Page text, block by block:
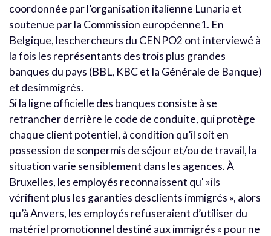
coordonnée par l’organisation italienne Lunaria et
soutenue par la Commission européenne1. En
Belgique, leschercheurs du CENPO2 ont interviewé à
la fois les représentants des trois plus grandes
banques du pays (BBL, KBC et la Générale de Banque)
et desimmigrés.
Si la ligne officielle des banques consiste à se
retrancher derrière le code de conduite, qui protège
chaque client potentiel, à condition qu’il soit en
possession de sonpermis de séjour et/ou de travail, la
situation varie sensiblement dans les agences. À
Bruxelles, les employés reconnaissent qu' »ils
vérifient plus les garanties desclients immigrés », alors
qu’à Anvers, les employés refuseraient d’utiliser du
matériel promotionnel destiné aux immigrés « pour ne